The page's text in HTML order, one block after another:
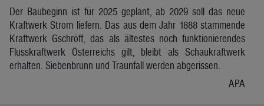
Der Baubeginn ist für 2025 geplant, ab 2029 soll das neue
Kraftwerk Strom liefern. Das aus dem Jahr 1888 stammende
Kraftwerk Gschröff, das als ältestes noch funktionierendes
Flusskraftwerk Österreichs gilt, bleibt als Schaukraftwerk
erhalten. Siebenbrunn und Traunfall werden abgerissen.
APA